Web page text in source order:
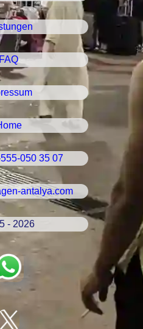
FAQ
050 35 07
antalya.com
- 2026